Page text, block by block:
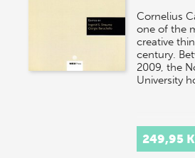
Cornelius
one of the
creative
century.
2009, the
University
249,95